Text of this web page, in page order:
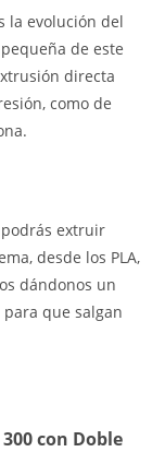
la evolución del
de este
directa
como de
extruir
desde los PLA,
dándonos un
que salgan
con Doble